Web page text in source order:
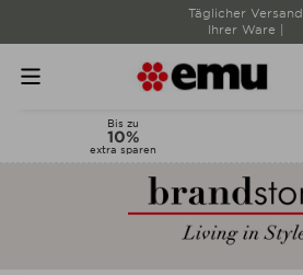
Täglicher Versand
Ihrer Ware |
Bis zu
10%
extra sparen